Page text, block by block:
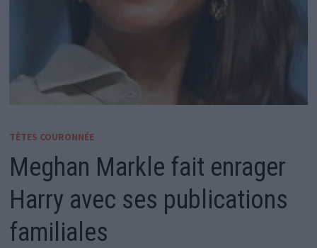
TÊTES COURONNÉE
Meghan Markle fait enrager
Harry avec ses publications
familiales